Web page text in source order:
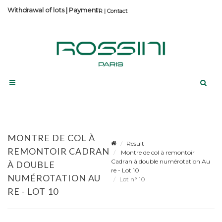
Contact
Withdrawal of lots| Payment
MONTRE DE COL À
REMONTOIR CADRAN
À DOUBLE
NUMÉROTATION AU
RE - LOT 10
Result
Montre de col à remontoir
Cadran à double numérotation Au
re - Lot 10
Lot n° 10